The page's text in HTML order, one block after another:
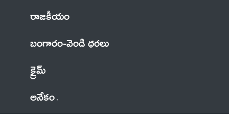
రాజకీయం
బంగారం-వెండి ధరలు
క్రైమ్
అనేకం